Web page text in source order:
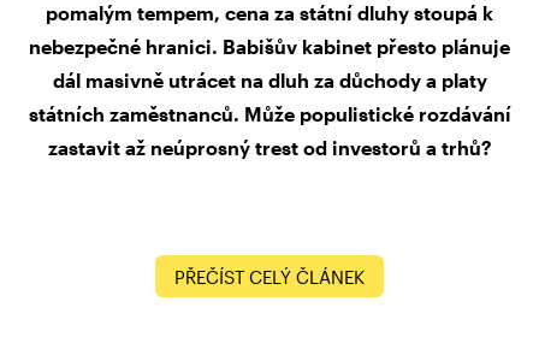
pomalým tempem, cena za státní dluhy stoupá k
nebezpečné hranici. Babišův kabinet přesto plánuje
dál masivně utrácet na dluh za důchody a platy
státních zaměstnanců. Může populistické rozdávání
zastavit až neúprosný trest od investorů a trhů?
PŘEČÍST CELÝ ČLÁNEK